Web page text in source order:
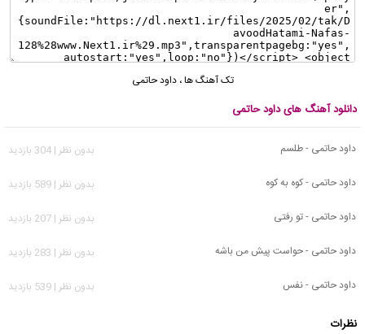
تک آهنگ ها،داود حاتمی
دانلود آهنگ های داود حاتمی
داود حاتمی - طلسم
بدون نظر | 304 بازدید
داود حاتمی - کوه به کوه
بدون نظر | 589 بازدید
داود حاتمی - تو رفتی
بدون نظر | 207 بازدید
داود حاتمی - حواست پیش من باشه
بدون نظر | 283 بازدید
داود حاتمی - نفس
بدون نظر | 539 بازدید
نظرات